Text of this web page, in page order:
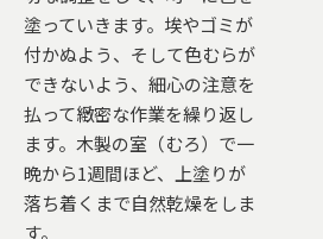
塗っていきます。埃やゴミが
付かぬよう、そして色むらが
できないよう、細心の注意を
払って緻密な作業を繰り返し
ます。木製の室（むろ）で一
晩から1週間ほど、上塗りが
落ち着くまで自然乾燥をしま
す。